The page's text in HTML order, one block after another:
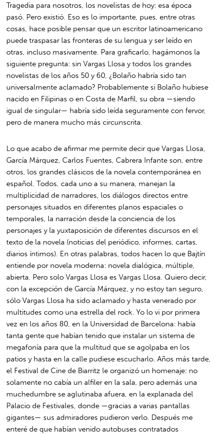
Tragedia para nosotros, los novelistas de hoy: esa época
pasó. Pero existió. Eso es lo importante, pues, entre otras
cosas, hace posible pensar que un escritor latinoamericano
puede traspasar las fronteras de su lengua y ser leído en
otras, incluso masivamente. Para graficarlo, hagámonos la
siguiente pregunta: sin Vargas Llosa y todos los grandes
novelistas de los años 50 y 60, ¿Bolaño habría sido tan
universalmente aclamado? Probablemente si Bolaño hubiese
nacido en Filipinas o en Costa de Marfil, su obra —siendo
igual de singular— habría sido leída seguramente con fervor,
pero de manera mucho más circunscrita.
Lo que acabo de afirmar me permite decir que Vargas Llosa,
García Márquez, Carlos Fuentes, Cabrera Infante son, entre
otros, los grandes clásicos de la novela contemporánea en
español. Todos, cada uno a su manera, manejan la
multiplicidad de narradores, los diálogos directos entre
personajes situados en diferentes planos espaciales o
temporales, la narración desde la conciencia de los
personajes y la yuxtaposición de diferentes discursos en el
texto de la novela (noticias del periódico, informes, cartas,
diarios íntimos). En otras palabras, todos hacen lo que Bajtín
entiende por novela moderna: novela dialógica, múltiple,
abierta. Pero solo Vargas Llosa es Vargas Llosa. Quiero decir,
con la excepción de García Márquez, y no estoy tan seguro,
sólo Vargas Llosa ha sido aclamado y hasta venerado por
multitudes como una estrella del rock. Yo lo vi por primera
vez en los años 80, en la Universidad de Barcelona: había
tanta gente que habían tenido que instalar un sistema de
megafonía para que la multitud que se agolpaba en los
patios y hasta en la calle pudiese escucharlo. Años más tarde,
el Festival de Cine de Biarritz le organizó un homenaje: no
solamente no cabía un alfiler en la sala, pero además una
muchedumbre se aglutinaba afuera, en la explanada del
Palacio de Festivales, donde —gracias a varias pantallas
gigantes— sus admiradores pudieron verlo. Después me
enteré de que habían venido autobuses contratados